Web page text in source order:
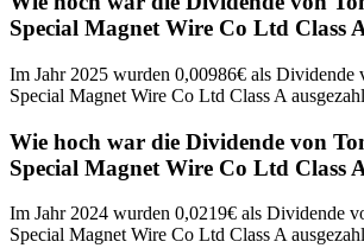
Special Magnet Wire Co Ltd Class
Im Jahr 2025 wurden 0,00986€ als Dividende
Special Magnet Wire Co Ltd Class A
Wie hoch war die Dividende von
Special Magnet Wire Co Ltd Class
Im Jahr 2024 wurden 0,0219€ als Dividende
Special Magnet Wire Co Ltd Class A